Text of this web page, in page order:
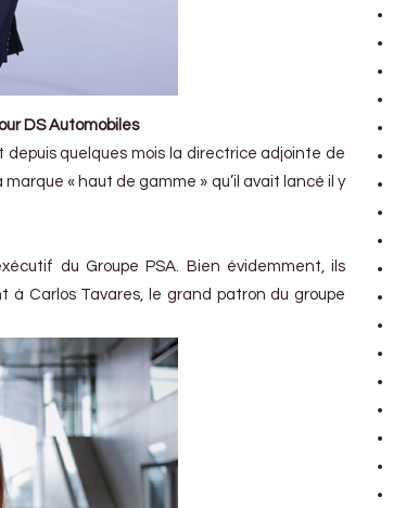
DS Automobiles
depuis quelques mois la directrice adjointe de
« haut de gamme » qu’il avait lancé il y
du Groupe PSA. Bien évidemment, ils
à Carlos Tavares, le grand patron du groupe